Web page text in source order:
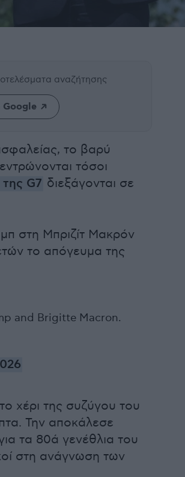
αναζήτησης
το βαρύ
τόσοι
G7 διεξάγονται σε
στη Μπριζίτ Μακρόν
το απόγευμα της
and Brigitte Macron.
χέρι της συζύγου του
Την αποκάλεσε
τα 80ά γενέθλια του
στη ανάγνωση των